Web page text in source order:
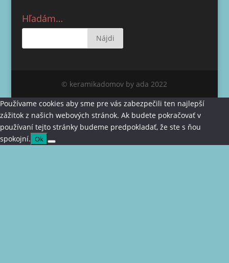
Hľadám…
© keramikadomov by ada 2022
Používame cookies aby sme pre vás zabezpečili ten najlepší
zážitok z našich webových stránok. Ak budete pokračovať v
používaní tejto stránky budeme predpokladať, že ste s ňou
spokojní. Ok